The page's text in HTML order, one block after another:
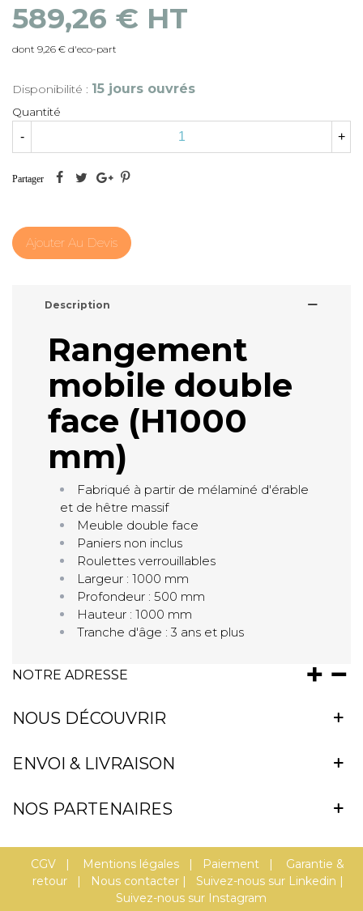
589,26 € HT
dont 9,26 € d'eco-part
Disponibilité : 15 jours ouvrés
Quantité
- +
Partager
Ajouter Au Devis
Description
Rangement
mobile double
face (H1000
mm)
Fabriqué à partir de mélaminé d'érable
et de hêtre massif
Meuble double face
Paniers non inclus
Roulettes verrouillables
Largeur : 1000 mm
Profondeur : 500 mm
Hauteur : 1000 mm
Tranche d'âge : 3 ans et plus
NOTRE ADRESSE
NOUS DÉCOUVRIR
ENVOI & LIVRAISON
NOS PARTENAIRES
CGV | Mentions légales | Paiement |
Garantie &
retour| Nous contacter| Suivez-nous sur Linkedin |
Suivez-nous sur Instagram